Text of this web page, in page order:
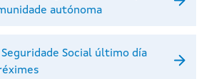
autónoma
Social último día